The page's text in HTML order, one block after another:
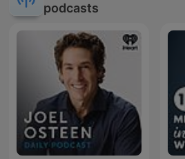
podcasts